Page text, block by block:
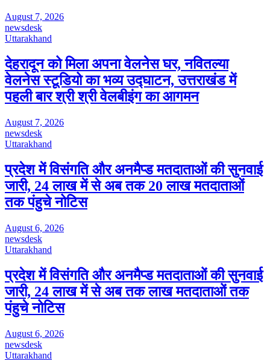
August 7, 2026
newsdesk
Uttarakhand
देहरादून को मिला अपना वेलनेस घर, नवितल्या
वेलनेस स्टूडियो का भव्य उद्घाटन, उत्तराखंड में
पहली बार श्री श्री वेलबीइंग का आगमन
August 7, 2026
newsdesk
Uttarakhand
प्रदेश में विसंगति और अनमैप्ड मतदाताओं की सुनवाई
जारी, 24 लाख में से अब तक 20 लाख मतदाताओं
तक पंहुचे नोटिस
August 6, 2026
newsdesk
Uttarakhand
प्रदेश में विसंगति और अनमैप्ड मतदाताओं की सुनवाई
जारी, 24 लाख में से अब तक लाख मतदाताओं तक
पंहुचे नोटिस
August 6, 2026
newsdesk
Uttarakhand